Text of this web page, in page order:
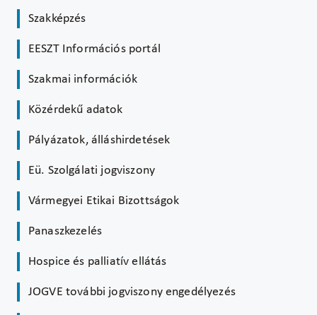
Szakképzés
EESZT Információs portál
Szakmai információk
Közérdekű adatok
Pályázatok, álláshirdetések
Eü. Szolgálati jogviszony
Vármegyei Etikai Bizottságok
Panaszkezelés
Hospice és palliatív ellátás
JOGVE további jogviszony engedélyezés